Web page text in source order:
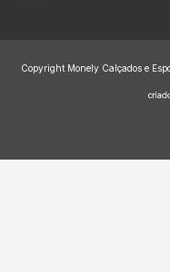
Copyright Monely Calçados e